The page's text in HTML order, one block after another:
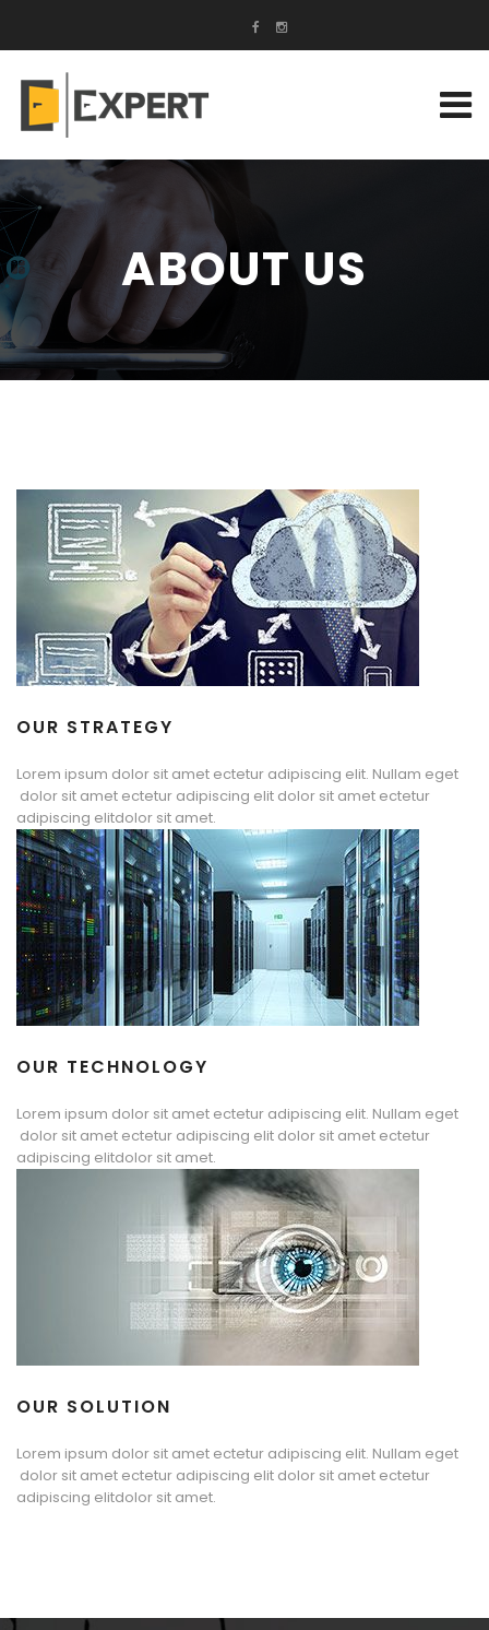
ABOUT US
OUR STRATEGY
Lorem ipsum dolor sit amet ectetur adipiscing elit. Nullam eget
dolor sit amet ectetur adipiscing elit dolor sit amet ectetur
adipiscing elitdolor sit amet.
OUR TECHNOLOGY
Lorem ipsum dolor sit amet ectetur adipiscing elit. Nullam eget
dolor sit amet ectetur adipiscing elit dolor sit amet ectetur
adipiscing elitdolor sit amet.
OUR SOLUTION
Lorem ipsum dolor sit amet ectetur adipiscing elit. Nullam eget
dolor sit amet ectetur adipiscing elit dolor sit amet ectetur
adipiscing elitdolor sit amet.